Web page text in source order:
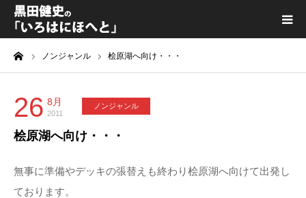
ノンジャンル 桧原湖へ向け・・・
26 8月
2011
ノンジャンル
桧原湖へ向け・・・
無事に準備やデッキの張替えも終わり桧原湖へ向けて出発し
ております。
黒田健史プロフィール
カテゴリ一覧
喫茶KURODA
YouTube｜Kuro channel